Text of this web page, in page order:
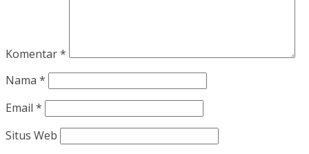
Komentar*
Nama *
Email *
Situs Web